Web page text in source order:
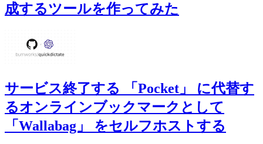
成するツールを作ってみた
サービス終了する 「Pocket」 に代替す
るオンラインブックマークとして
「Wallabag」 をセルフホストする